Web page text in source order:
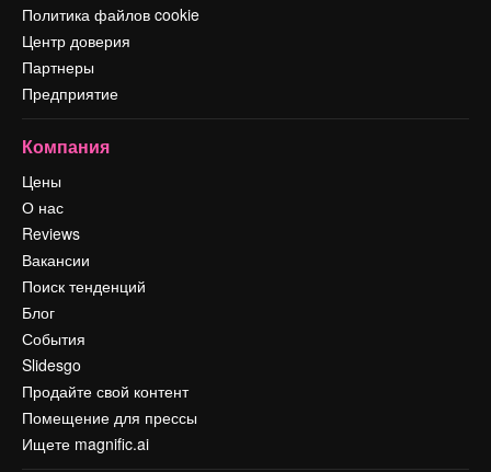
Политика файлов cookie
Центр доверия
Партнеры
Предприятие
Компания
Цены
О нас
Reviews
Вакансии
Поиск тенденций
Блог
События
Slidesgo
Продайте свой контент
Помещение для прессы
Ищете magnific.ai